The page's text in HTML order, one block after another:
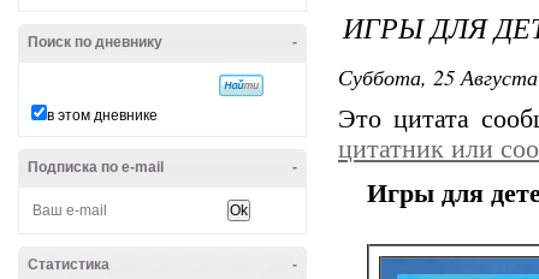
-
Поиск по дневнику
в этом дневнике
-
Подписка по e-mail
-
Статистика
ИГРЫ ДЛЯ
Суббота, 25
Это цитата
цитатник или
Игры для